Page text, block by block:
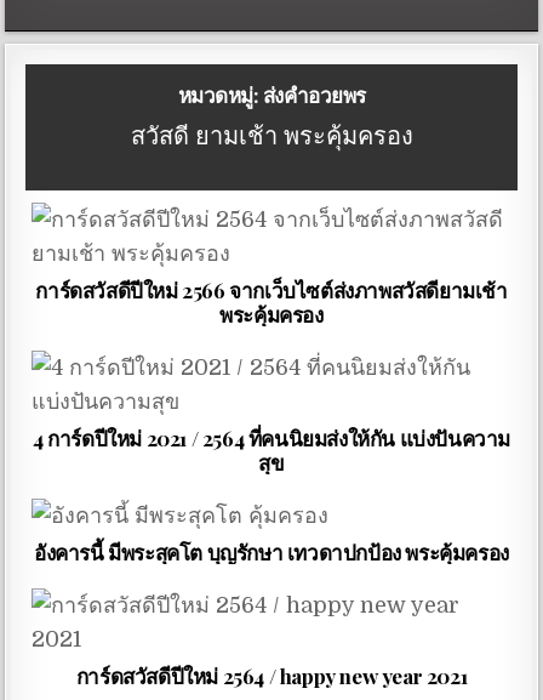
หมวดหมู่: ส่งคำอวยพร
สวัสดี ยามเช้า พระคุ้มครอง
การ์ดสวัสดีปีใหม่ 2566 จากเว็บไซต์ส่งภาพสวัสดียามเช้า
พระคุ้มครอง
4 การ์ดปีใหม่ 2021 / 2564 ที่คนนิยมส่งให้กัน แบ่งปันความ
สุข
อังคารนี้ มีพระสุคโต บุญรักษา เทวดาปกป้อง พระคุ้มครอง
การ์ดสวัสดีปีใหม่ 2564 / happy new year 2021